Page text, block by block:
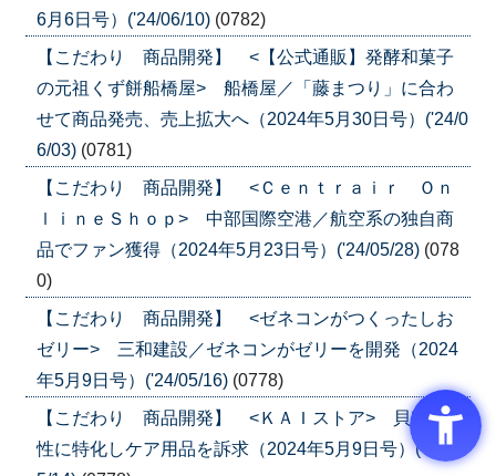
6月6日号）('24/06/10) (0782)
【こだわり 商品開発】 <【公式通販】発酵和菓子
の元祖くず餅船橋屋> 船橋屋／「藤まつり」に合わ
せて商品発売、売上拡大へ（2024年5月30日号）('24/0
6/03) (0781)
【こだわり 商品開発】 <Ｃｅｎｔｒａｉｒ Ｏｎ
ｌｉｎｅＳｈｏｐ> 中部国際空港／航空系の独自商
品でファン獲得（2024年5月23日号）('24/05/28) (078
0)
【こだわり 商品開発】 <ゼネコンがつくったしお
ゼリー> 三和建設／ゼネコンがゼリーを開発（2024
年5月9日号）('24/05/16) (0778)
【こだわり 商品開発】 <ＫＡＩストア> 貝印／女
性に特化しケア用品を訴求（2024年5月9日号）('24/0